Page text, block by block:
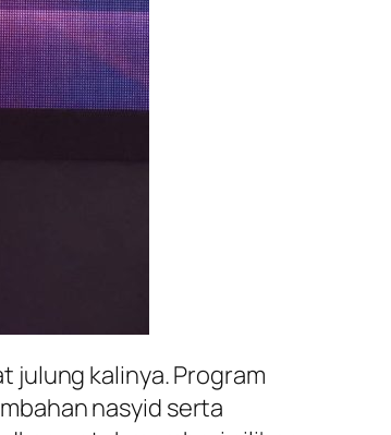
julung kalinya. Program
nasyid serta